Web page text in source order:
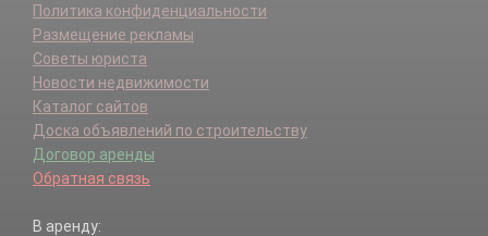
Политика конфиденциальности
Размещение рекламы
Советы юриста
Новости недвижимости
Каталог сайтов
Доска объявлений по строительству
Договор аренды
Обратная связь
В аренду: